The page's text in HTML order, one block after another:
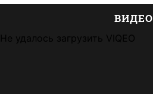
ВИДЕО
Не удалось загрузить VIQEO